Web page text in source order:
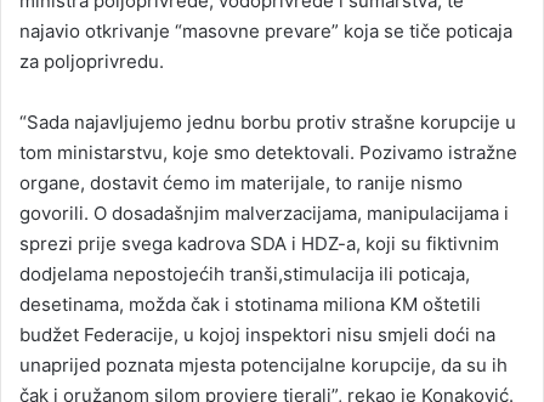
najavio otkrivanje “masovne prevare” koja se tiče poticaja
za poljoprivredu.
“Sada najavljujemo jednu borbu protiv strašne korupcije u
tom ministarstvu, koje smo detektovali. Pozivamo istražne
organe, dostavit ćemo im materijale, to ranije nismo
govorili. O dosadašnjim malverzacijama, manipulacijama i
sprezi prije svega kadrova SDA i HDZ-a, koji su fiktivnim
dodjelama nepostojećih tranši,stimulacija ili poticaja,
desetinama, možda čak i stotinama miliona KM oštetili
budžet Federacije, u kojoj inspektori nisu smjeli doći na
unaprijed poznata mjesta potencijalne korupcije, da su ih
čak i oružanom silom provjere tjerali”, rekao je Konaković.